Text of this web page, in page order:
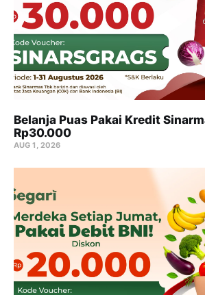
Belanja Puas Pakai Kredit
Rp30.000
AUG 1, 2026